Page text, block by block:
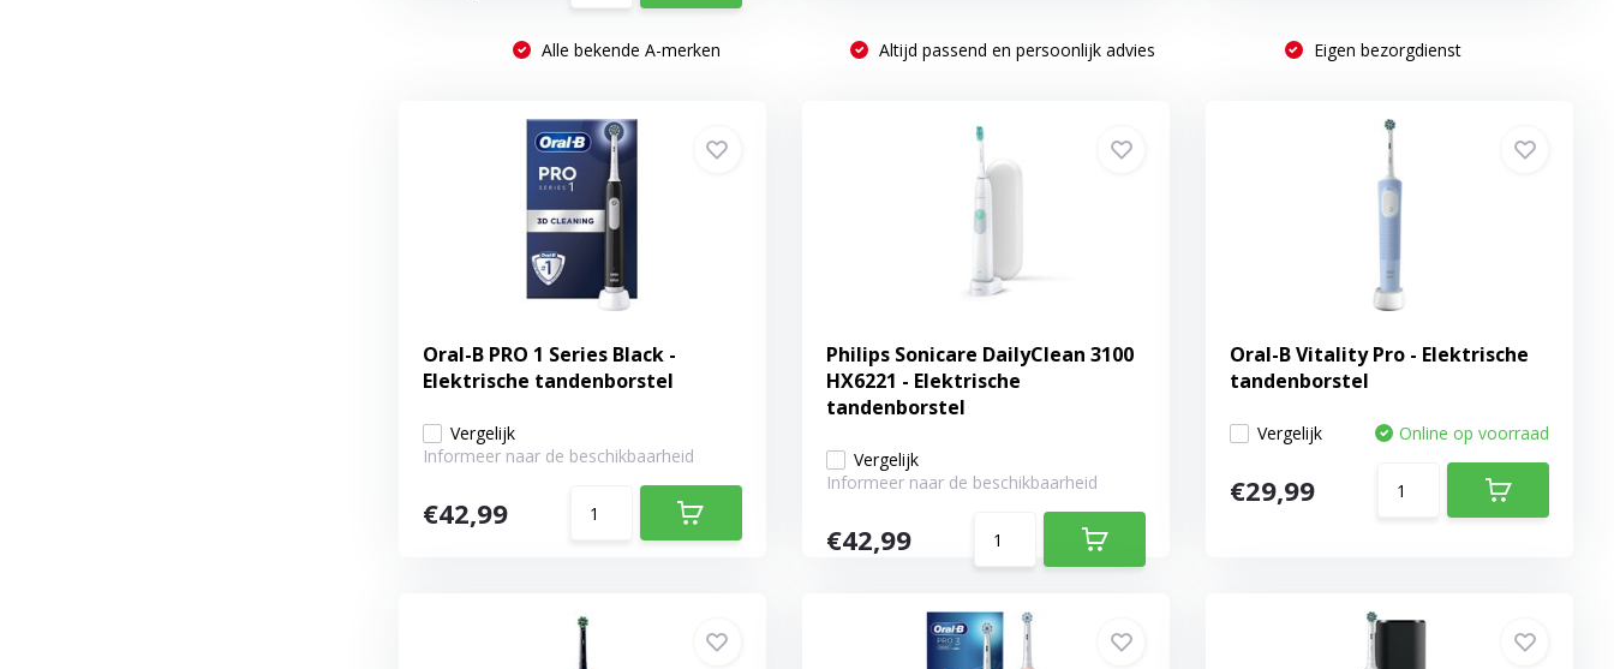
Alle bekende A-merken Altijd passend en persoonlijk advies Eigen bezorgdienst
Oral-B PRO 1 Series Black -
Elektrische tandenborstel
Vergelijk
Informeer naar de beschikbaarheid
€42,99
Philips Sonicare DailyClean 3100
HX6221 - Elektrische
tandenborstel
Vergelijk
Informeer naar de beschikbaarheid
€42,99
Oral-B Vitality Pro - Elektrische
tandenborstel
Vergelijk Online op voorraad
€29,99